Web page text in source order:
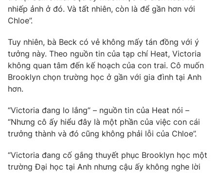
Hitech Công nghệ tương lai
Sản phẩm
Thị trường
Tư vấn
Giao lưu trực tuyến
Lịch phát sóng
Chuyên mục khác
Photo Infographic
Video Shorts video
nhiếp ảnh ở đó. Và tất nhiên, còn là để gần hơn với
Chloe”.
Tuy nhiên, bà Beck có vẻ không mấy tán đồng với ý
tưởng này. Theo nguồn tin của tạp chí Heat, Victoria
không quan tâm đến kế hoạch của con trai. Cô muốn
Brooklyn chọn trường học ở gần với gia đình tại Anh
hơn.
“Victoria đang lo lắng” – nguồn tin của Heat nói –
“Nhưng cô ấy hiểu đây là một phần của việc con cái
trưởng thành và đó cũng không phải lỗi của Chloe”.
“Victoria đang cố gắng thuyết phục Brooklyn học một
trường Đại học tại Anh nhưng cậu ấy không nghe lời